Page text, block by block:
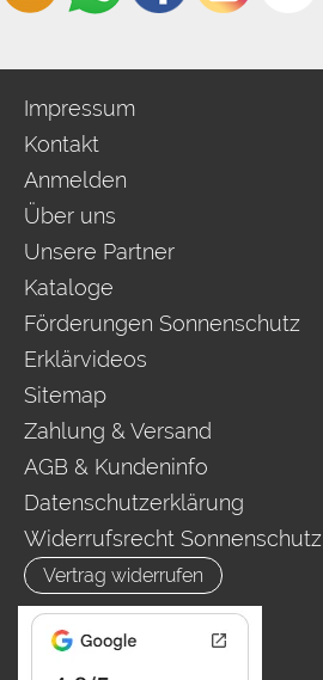
Impressum
Kontakt
Anmelden
Über uns
Unsere Partner
Kataloge
Förderungen Sonnenschutz
Erklärvideos
Sitemap
Zahlung & Versand
AGB & Kundeninfo
Datenschutzerklärung
Widerrufsrecht Sonnenschutz
Vertrag widerrufen